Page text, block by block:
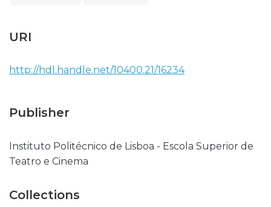
URI
http://hdl.handle.net/10400.21/16234
Publisher
Instituto Politécnico de Lisboa - Escola Superior de
Teatro e Cinema
Collections